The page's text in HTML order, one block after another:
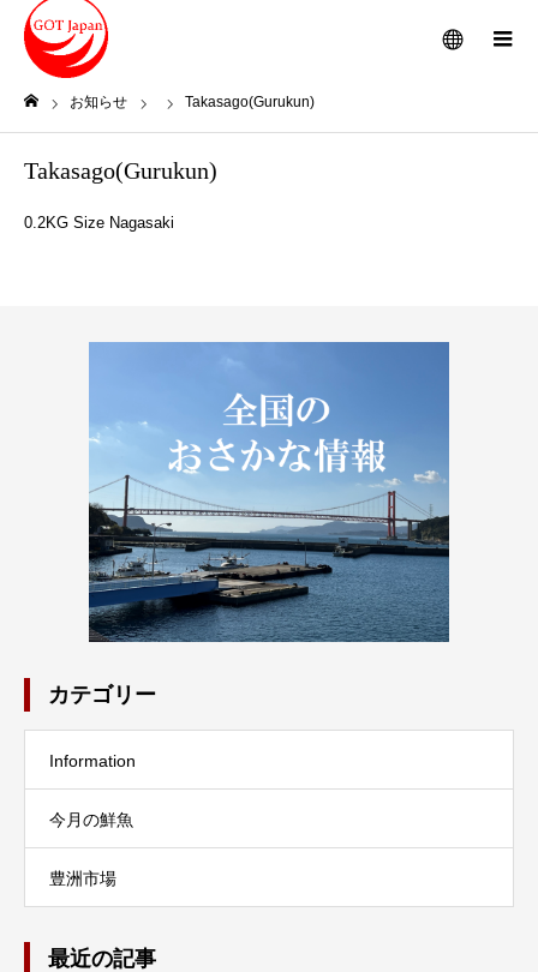
メニュー
お知らせ Takasago(Gurukun)
Takasago(Gurukun)
0.2KG Size Nagasaki
カテゴリー
Information
今月の鮮魚
豊洲市場
最近の記事